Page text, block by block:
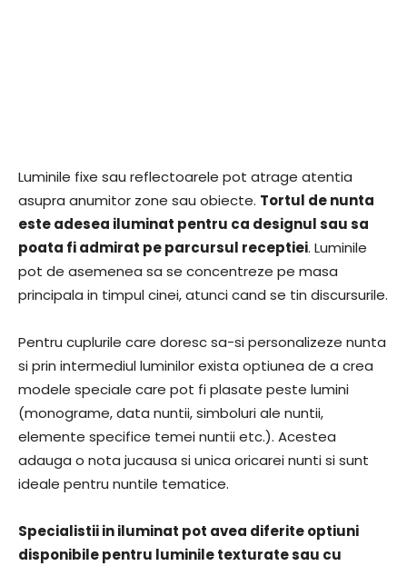
Luminile fixe sau reflectoarele pot atrage atentia
asupra anumitor zone sau obiecte. Tortul de nunta
este adesea iluminat pentru ca designul sau sa
poata fi admirat pe parcursul receptiei. Luminile
pot de asemenea sa se concentreze pe masa
principala in timpul cinei, atunci cand se tin discursurile.
Pentru cuplurile care doresc sa-si personalizeze nunta
si prin intermediul luminilor exista optiunea de a crea
modele speciale care pot fi plasate peste lumini
(monograme, data nuntii, simboluri ale nuntii,
elemente specifice temei nuntii etc.). Acestea
adauga o nota jucausa si unica oricarei nunti si sunt
ideale pentru nuntile tematice.
Specialistii in iluminat pot avea diferite optiuni
disponibile pentru luminile texturate sau cu